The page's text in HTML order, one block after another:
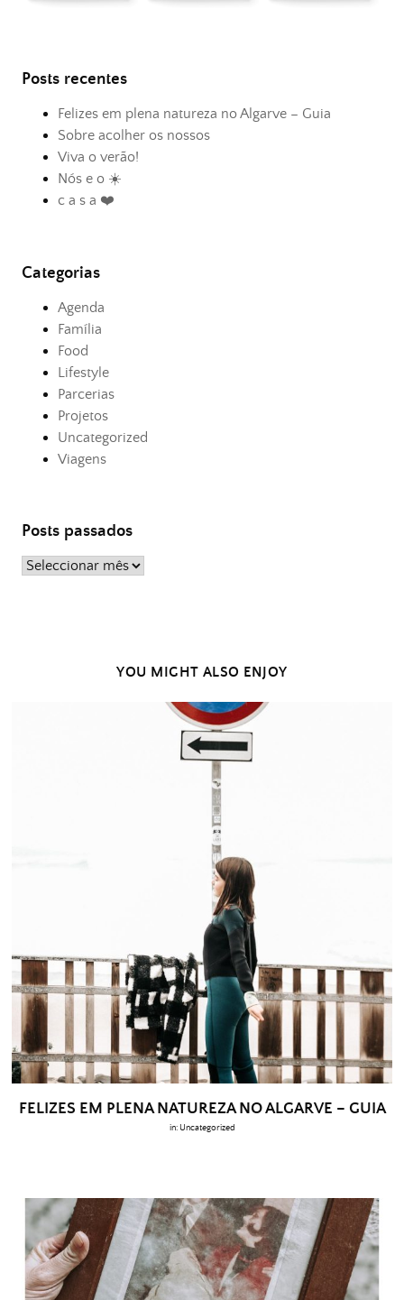
Posts recentes
Felizes em plena natureza no Algarve – Guia
Sobre acolher os nossos
Viva o verão!
Nós e o ☀️
c a s a ❤️
Categorias
Agenda
Família
Food
Lifestyle
Parcerias
Projetos
Uncategorized
Viagens
Posts passados
Posts
YOU MIGHT ALSO ENJOY
FELIZES EM PLENA NATUREZA NO ALGARVE – GUIA
in: Uncategorized